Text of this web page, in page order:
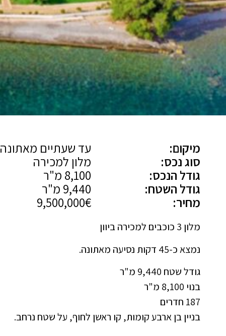
מיקום:
עד שעתיים מאתונה
סוג נכס:
מלון למכירה
גודל הנכס:
גודל השטח:
מחיר:
9,500,000€
מלון 3 כוכבים למכירה ביוון
נמצא כ-45 דקות נסיעה מאתונה.
גודל שטח 9,440 מ"ר
בנוי 8,100 מ"ר
187 חדרים
בניין בן ארבע קומות, קו ראשן לחוף, על שטח נרחב.